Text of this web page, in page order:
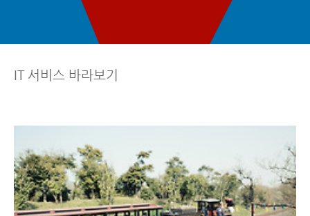
IT 서비스 바라보기